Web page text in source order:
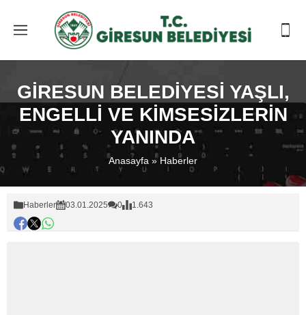
GİRESUN BELEDİYESİ YAŞLI,
ENGELLİ VE KİMSESİZLERİN
YANINDA
Anasayfa » Haberler
Haberler 03.01.2025 0 1.643